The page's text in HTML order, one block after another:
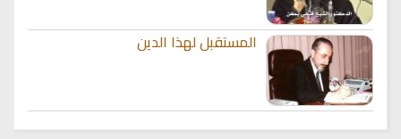
المستقبل لهذا الدين